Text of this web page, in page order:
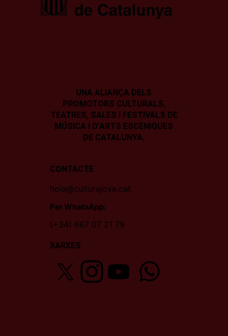
UNA ALIANÇA DELS
PROMOTORS CULTURALS,
TEATRES, SALES I FESTIVALS DE
MÚSICA I D’ARTS ESCÈNIQUES
DE CATALUNYA.
CONTACTE
hola@culturajove.cat
Per WhatsApp:
(+34) 667 07 21 79
XARXES